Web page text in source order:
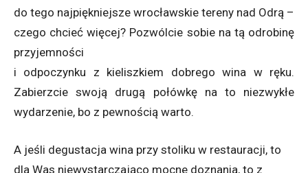
do tego najpiękniejsze wrocławskie tereny nad Odrą –
czego chcieć więcej? Pozwólcie sobie na tą odrobinę
przyjemności
i odpoczynku z kieliszkiem dobrego wina w ręku.
Zabierzcie swoją drugą połówkę na to niezwykłe
wydarzenie, bo z pewnością warto.
A jeśli degustacja wina przy stoliku w restauracji, to
dla Was niewystarczająco mocne doznania, to z